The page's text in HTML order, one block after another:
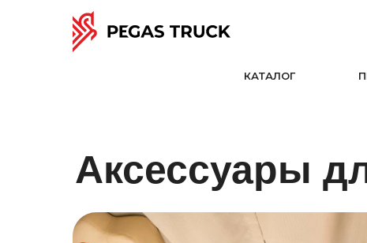
КАТАЛОГ
Аксессуары